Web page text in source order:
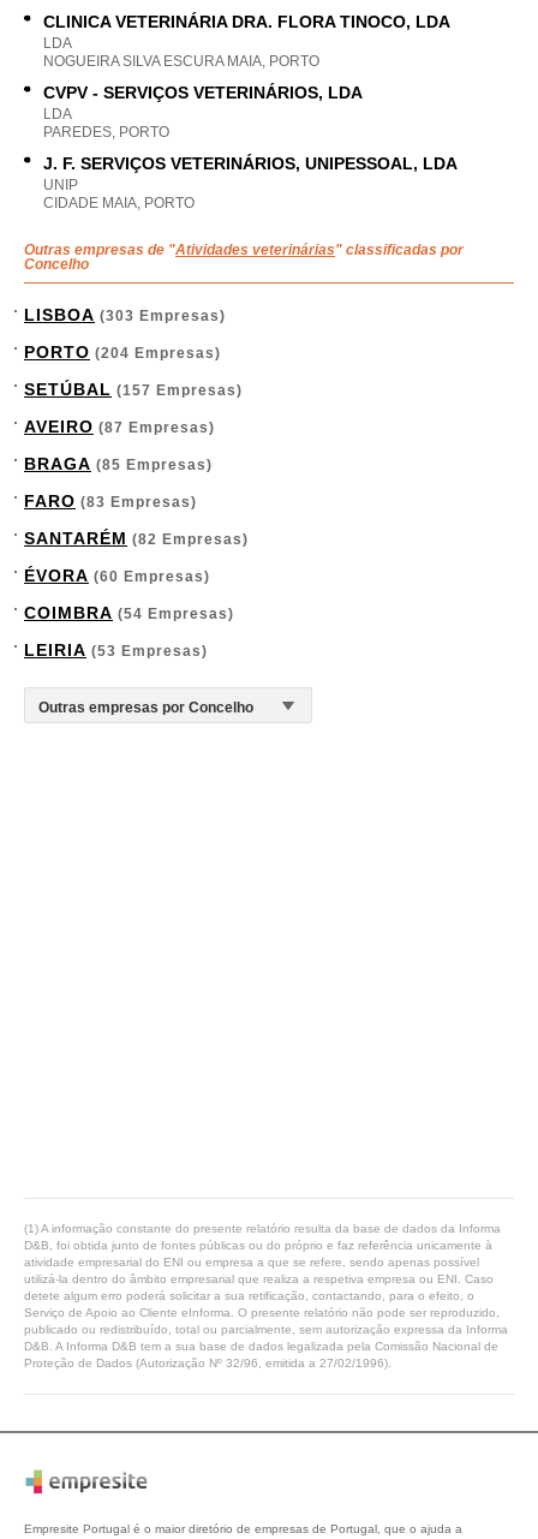
CLINICA VETERINÁRIA DRA. FLORA TINOCO, LDA
LDA
NOGUEIRA SILVA ESCURA MAIA, PORTO
CVPV - SERVIÇOS VETERINÁRIOS, LDA
LDA
PAREDES, PORTO
J. F. SERVIÇOS VETERINÁRIOS, UNIPESSOAL, LDA
UNIP
CIDADE MAIA, PORTO
Outras empresas de "Atividades veterinárias" classificadas por
Concelho
LISBOA (303 Empresas)
PORTO (204 Empresas)
SETÚBAL (157 Empresas)
AVEIRO (87 Empresas)
BRAGA (85 Empresas)
FARO (83 Empresas)
SANTARÉM (82 Empresas)
ÉVORA (60 Empresas)
COIMBRA (54 Empresas)
LEIRIA (53 Empresas)
(1) A informação constante do presente relatório resulta da base de dados da Informa
D&B, foi obtida junto de fontes públicas ou do próprio e faz referência unicamente à
atividade empresarial do ENI ou empresa a que se refere, sendo apenas possível
utilizá-la dentro do âmbito empresarial que realiza a respetiva empresa ou ENI. Caso
detete algum erro poderá solicitar a sua retificação, contactando, para o efeito, o
Serviço de Apoio ao Cliente eInforma. O presente relatório não pode ser reproduzido,
publicado ou redistribuído, total ou parcialmente, sem autorização expressa da Informa
D&B. A Informa D&B tem a sua base de dados legalizada pela Comissão Nacional de
Proteção de Dados (Autorização Nº 32/96, emitida a 27/02/1996).
Empresite Portugal é o maior diretório de empresas de Portugal, que o ajuda a